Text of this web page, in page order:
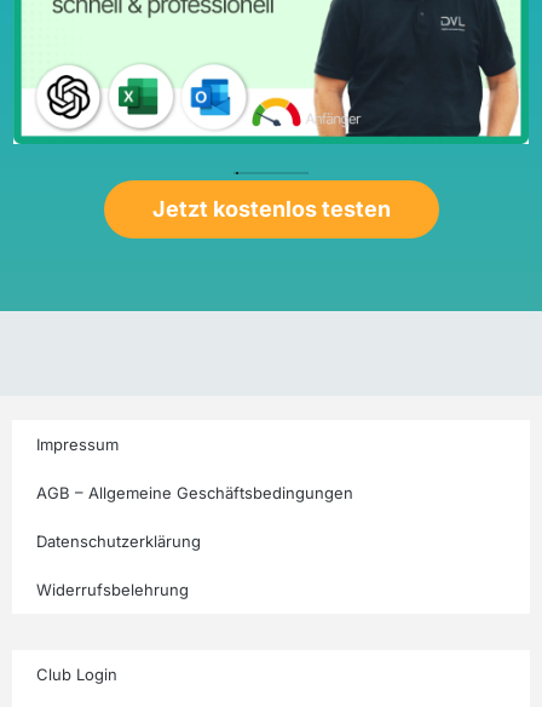
Jetzt kostenlos testen
Impressum
AGB – Allgemeine Geschäftsbedingungen
Datenschutzerklärung
Widerrufsbelehrung
Club Login